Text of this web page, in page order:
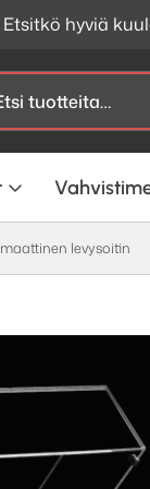
Etsitkö hyviä
levysoitin